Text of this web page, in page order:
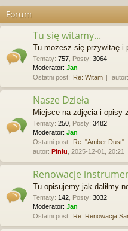
Forum
Tu się witamy...
Tu możesz się przywitaę i
Tematy: 757 Posty: 3064
Moderator: Jan
Ostatni post: Re: Witam autor:
Nasze Dzieła
Miejsce na zdjęcia i opisy
Tematy: 250 Posty: 3482
Moderator: Jan
Ostatni post: Re: "Amber Dust"
autor: Piniu , 2025-12-01, 20:21
Renowacje
Tu opisujemy jak daliłmy
Tematy: 142 Posty: 3032
Moderator: Jan
Ostatni post: Re: Renowacja